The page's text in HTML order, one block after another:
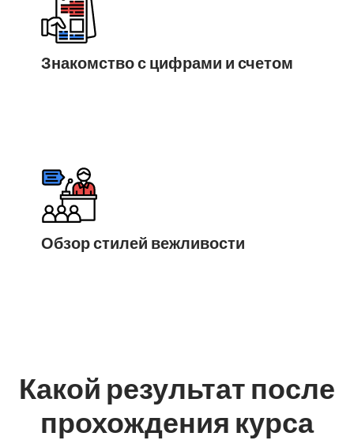
Знакомство с цифрами и счетом
Обзор стилей вежливости
Какой результат после
прохождения курса